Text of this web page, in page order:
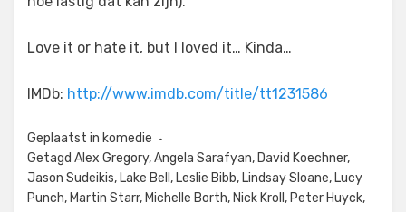
Love it or hate it, but I loved it… Kinda…
IMDb: http://www.imdb.com/title/tt1231586
Geplaatst in komedie
Getagd Alex Gregory,Angela Sarafyan, David Koechner,
Jason Sudeikis, Lake Bell , Leslie Bibb, Lindsay Sloane, Lucy
Punch, Martin Starr, Michelle Borth, Nick Kroll , Peter Huyck,